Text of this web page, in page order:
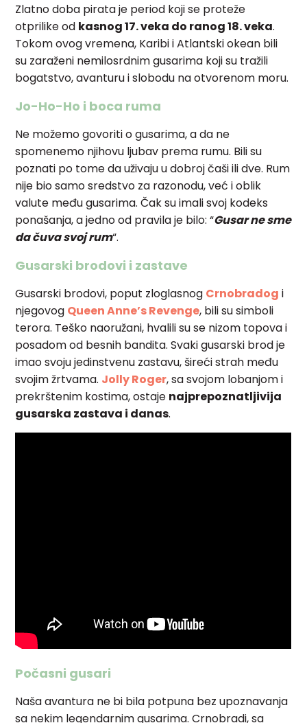
Zlatno doba pirata je period koji se proteže
otprilike od kasnog 17. veka do ranog 18. veka.
Tokom ovog vremena, Karibi i Atlantski okean bili
su zaraženi nemilosrdnim gusarima koji su tražili
bogatstvo, avanturu i slobodu na otvorenom moru.
Jo-Ho-Ho i boca ruma
Ne možemo govoriti o gusarima, a da ne
spomenemo njihovu ljubav prema rumu. Bili su
poznati po tome da uživaju u dobroj čaši ili dve. Rum
nije bio samo sredstvo za razonodu, već i oblik
valute među gusarima. Čak su imali svoj kodeks
ponašanja, a jedno od pravila je bilo: “Gusar ne sme
da čuva svoj rum“.
Gusarski brodovi i zastave
Gusarski brodovi, poput zloglasnog Crnobradog i
njegovog Queen Anne’s Revenge, bili su simboli
terora. Teško naoružani, hvalili su se nizom topova i
posadom od besnih bandita. Svaki gusarski brod je
imao svoju jedinstvenu zastavu, šireći strah među
svojim žrtvama. Jolly Roger, sa svojom lobanjom i
prekrštenim kostima, ostaje najprepoznatljivija
gusarska zastava i danas.
Počasni gusari
Naša avantura ne bi bila potpuna bez upoznavanja
sa nekim legendarnim gusarima. Crnobradi, sa